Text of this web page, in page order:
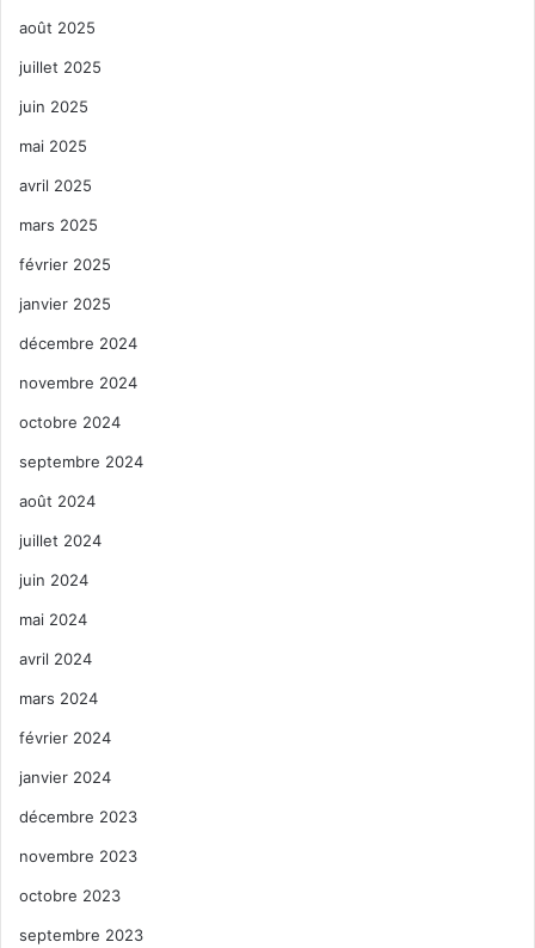
août 2025
juillet 2025
juin 2025
mai 2025
avril 2025
mars 2025
février 2025
janvier 2025
décembre 2024
novembre 2024
octobre 2024
septembre 2024
août 2024
juillet 2024
juin 2024
mai 2024
avril 2024
mars 2024
février 2024
janvier 2024
décembre 2023
novembre 2023
octobre 2023
septembre 2023